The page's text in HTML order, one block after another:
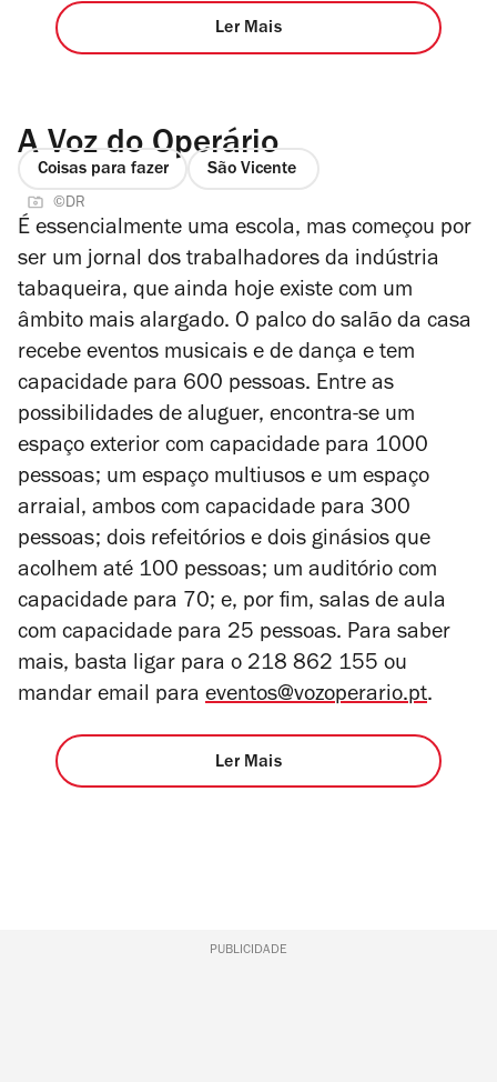
Ler Mais
A Voz do Operário
Coisas para fazer São Vicente
©DR
É essencialmente uma escola, mas começou por
ser um jornal dos trabalhadores da indústria
tabaqueira, que ainda hoje existe com um
âmbito mais alargado. O palco do salão da casa
recebe eventos musicais e de dança e tem
capacidade para 600 pessoas. Entre as
possibilidades de aluguer, encontra-se um
espaço exterior com capacidade para 1000
pessoas; um espaço multiusos e um espaço
arraial, ambos com capacidade para 300
pessoas; dois refeitórios e dois ginásios que
acolhem até 100 pessoas; um auditório com
capacidade para 70; e, por fim, salas de aula
com capacidade para 25 pessoas. Para saber
mais, basta ligar para o 218 862 155 ou
mandar email para eventos@vozoperario.pt.
Ler Mais
PUBLICIDADE